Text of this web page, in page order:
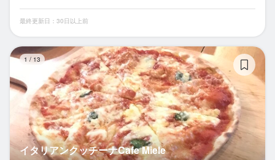
最終更新日：30日以上前
1 / 13
イタリアンクッチーナCafe Miele